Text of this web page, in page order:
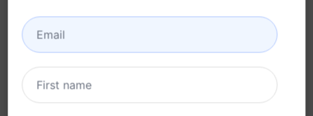
Contribui para uma experiência de
aprendizado mais estruturada e eficaz
Experimente no Cla